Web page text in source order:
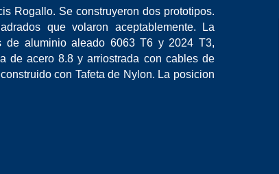
Rogallo. Se construyeron dos prototipos.
que volaron aceptablemente. La
de aluminio aleado 6063 T6 y 2024 T3,
de acero 8.8 y arriostrada con cables de
con Tafeta de Nylon. La posicion